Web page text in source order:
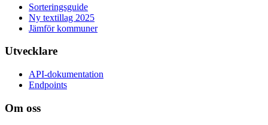
Sorteringsguide
Ny textillag 2025
Jämför kommuner
Utvecklare
API-dokumentation
Endpoints
Om oss